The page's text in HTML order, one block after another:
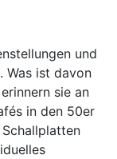
und
Was ist davon
sie an
in den 50er